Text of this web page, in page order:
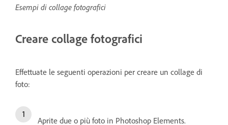
Esempi di collage fotografici
Creare collage fotografici
Effettuate le seguenti operazioni per creare un collage di
foto:
Aprite due o più foto in Photoshop Elements.